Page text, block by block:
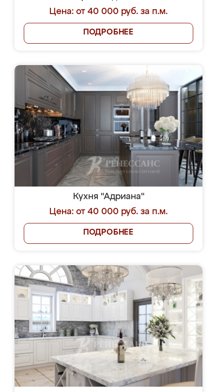
Цена: от 40 000 руб. за п.м.
ПОДРОБНЕЕ
Кухня "Адриана"
Цена: от 40 000 руб. за п.м.
ПОДРОБНЕЕ